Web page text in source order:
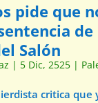
pide que
de
Salón
| 5 Dic, 2525|
critica que